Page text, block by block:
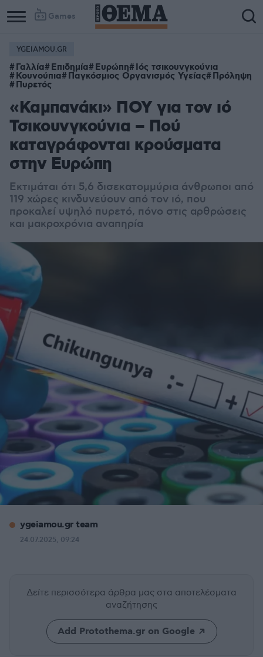
Games
YGEIAMOU.GR
Γαλλία Επιδημία Ευρώπη Ιός τσικουνγκούνια
Κουνούπια Παγκόσμιος Οργανισμός Υγείας Πρόληψη
Πυρετός
«Καμπανάκι» ΠΟΥ για τον ιό
Τσικουνγκούνια – Πού
καταγράφονται κρούσματα
στην Ευρώπη
Εκτιμάται ότι 5,6 δισεκατομμύρια άνθρωποι από
119 χώρες κινδυνεύουν από τον ιό, που
προκαλεί υψηλό πυρετό, πόνο στις αρθρώσεις
και μακροχρόνια αναπηρία
ygeiamou.gr team
24.07.2025, 09:24
Δείτε περισσότερα άρθρα μας στα αποτελέσματα
αναζήτησης
Add Protothema.gr on Google